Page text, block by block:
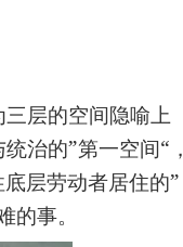
三层的空间隐喻上
治的”第一空间“，
层劳动者居住的”
事。